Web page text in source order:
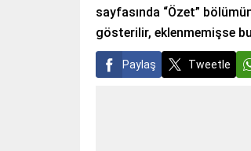
sayfasında “Özet”
gösterilir, eklenmemişse
Paylaş Tweetle